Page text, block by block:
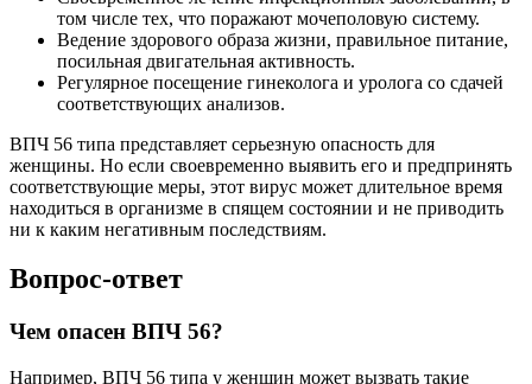
том числе тех, что поражают мочеполовую систему.
Ведение здорового образа жизни, правильное питание,
посильная двигательная активность.
Регулярное посещение гинеколога и уролога со сдачей
соответствующих анализов.
ВПЧ 56 типа представляет серьезную опасность для
женщины. Но если своевременно выявить его и предпринять
соответствующие меры, этот вирус может длительное время
находиться в организме в спящем состоянии и не приводить
ни к каким негативным последствиям.
Вопрос-ответ
Чем опасен ВПЧ 56?
Например, ВПЧ 56 типа у женщин может вызвать такие